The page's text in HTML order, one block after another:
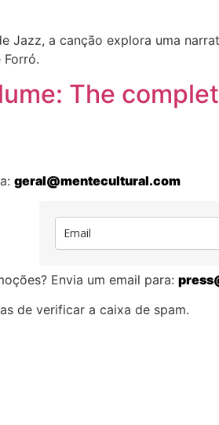
Jazz, a canção explora uma
Forró.
The
geral@mentecultural.com
Envia um email para:
de verificar a caixa de spam.